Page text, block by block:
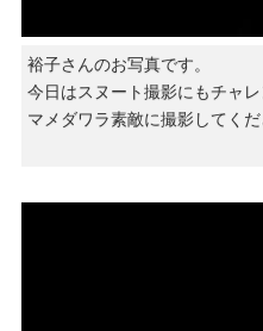
裕子さんのお写真です。
今日はスヌート撮影にもチャ
マメダワラ素敵に撮影してくだ